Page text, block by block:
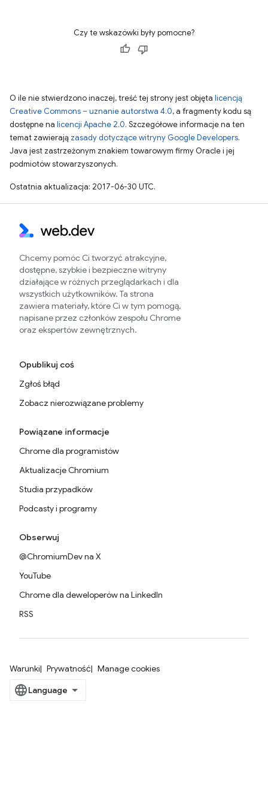
Czy te wskazówki były pomocne?
O ile nie stwierdzono inaczej, treść tej strony jest objęta licencją
Creative Commons – uznanie autorstwa 4.0, a fragmenty kodu są
dostępne na licencji Apache 2.0. Szczegółowe informacje na ten
temat zawierają zasady dotyczące witryny Google Developers.
Java jest zastrzeżonym znakiem towarowym firmy Oracle i jej
podmiotów stowarzyszonych.
Ostatnia aktualizacja: 2017-06-30 UTC.
Chcemy pomóc Ci tworzyć atrakcyjne,
dostępne, szybkie i bezpieczne witryny
działające w różnych przeglądarkach i dla
wszystkich użytkowników. Ta strona
zawiera materiały, które Ci w tym pomogą,
napisane przez członków zespołu Chrome
oraz ekspertów zewnętrznych.
Opublikuj coś
Zgłoś błąd
Zobacz nierozwiązane problemy
Powiązane informacje
Chrome dla programistów
Aktualizacje Chromium
Studia przypadków
Podcasty i programy
Obserwuj
@ChromiumDev na X
YouTube
Chrome dla deweloperów na LinkedIn
RSS
Warunki Prywatność Manage cookies